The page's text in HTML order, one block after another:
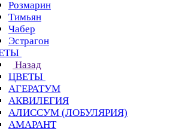
Розмарин
Тимьян
Чабер
Эстрагон
Назад
ЦВЕТЫ
АГЕРАТУМ
АКВИЛЕГИЯ
АЛИССУМ (ЛОБУЛЯРИЯ)
АМАРАНТ